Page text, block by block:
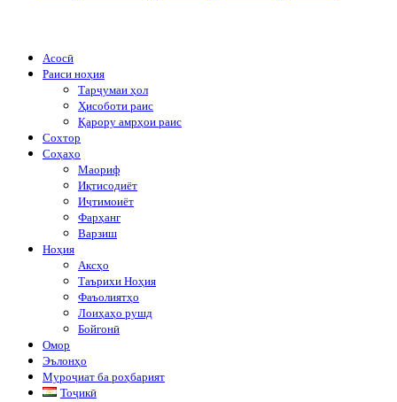
Асосӣ
Раиси ноҳия
Тарҷумаи ҳол
Ҳисоботи раис
Қарору амрҳои раис
Сохтор
Соҳаҳо
Маориф
Иқтисодиёт
Иҷтимоиёт
Фарҳанг
Варзиш
Ноҳия
Аксҳо
Таърихи Ноҳия
Фаъолиятҳо
Лоиҳаҳо рушд
Бойгонӣ
Омор
Эълонҳо
Муроҷиат ба роҳбарият
Тоҷикӣ